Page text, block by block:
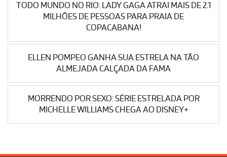
TODO MUNDO NO RIO: LADY GAGA ATRAI MAIS DE 2.1
MILHÕES DE PESSOAS PARA PRAIA DE
COPACABANA!
ELLEN POMPEO GANHA SUA ESTRELA NA TÃO
ALMEJADA CALÇADA DA FAMA
MORRENDO POR SEXO: SÉRIE ESTRELADA POR
MICHELLE WILLIAMS CHEGA AO DISNEY+